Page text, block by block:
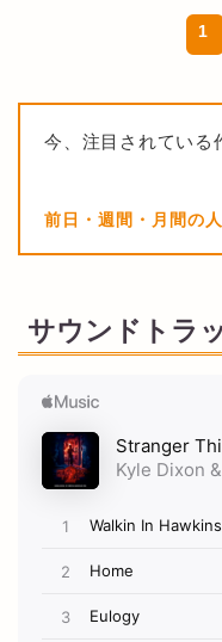
1
今、注目されている
前日・週間・月間の
サウンドトラ